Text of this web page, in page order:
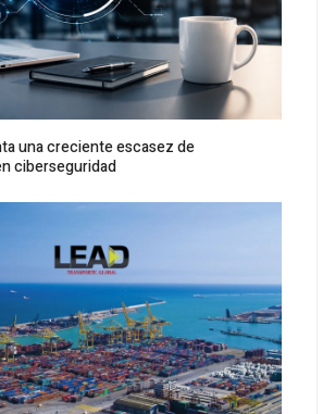
una creciente escasez de
ciberseguridad